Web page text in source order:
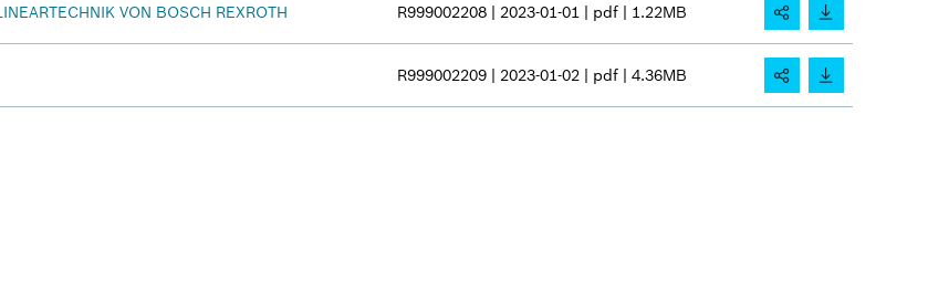
VON BOSCH REXROTH R999002208 | 2023-01-01 | pdf | 1.22MB
R999002209 | 2023-01-02 | pdf |4.36MB